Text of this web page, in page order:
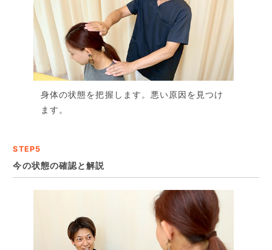
身体の状態を把握します。悪い原因を見つけ
ます。
STEP5
今の状態の確認と解説